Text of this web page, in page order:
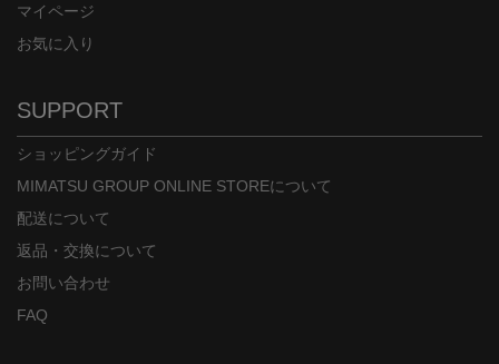
マイページ
お気に入り
SUPPORT
ショッピングガイド
MIMATSU GROUP ONLINE STOREについて
配送について
返品・交換について
お問い合わせ
FAQ